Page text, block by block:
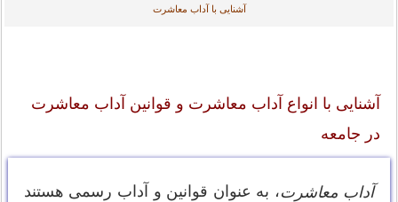
آشنایی با آداب معاشرت
آشنایی با انواع آداب معاشرت و قوانین آداب معاشرت
در جامعه
آداب معاشرت، به عنوان قوانین و آداب رسمی هستند